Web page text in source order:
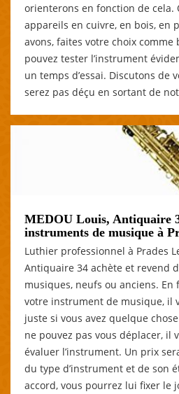
orienterons en fonction de cela.
appareils en cuivre, en bois, en
avons, faites votre choix comme
pouvez tester l’instrument
un temps d’essai. Discutons de
serez pas déçu en sortant de
MEDOU Louis, Antiquaire
instruments de musique à
Luthier professionnel à Prades
Antiquaire 34 achète et revend
musiques, neufs ou anciens. En
votre instrument de musique, il
juste si vous avez quelque
ne pouvez pas vous déplacer, il
évaluer l’instrument. Un prix
du type d’instrument et de son
accord, vous pourrez lui fixer le